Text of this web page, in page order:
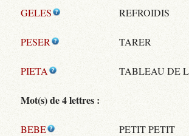
GELES REFROIDIS
PESER TARER
PIETA TABLEAU DE
Mot(s) de 4 lettres :
BEBE PETIT PETIT